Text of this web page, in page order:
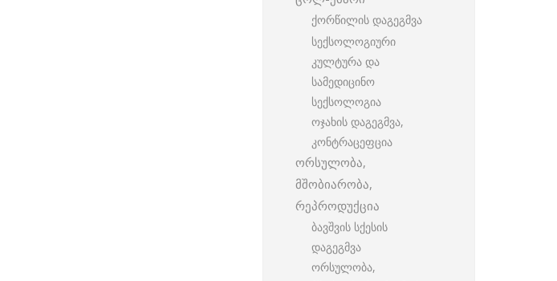
ქორწილის დაგეგმვა
სექსოლოგიური
კულტურა და
სამედიცინო
სექსოლოგია
ოჯახის დაგეგმვა,
კონტრაცეფცია
ორსულობა,
მშობიარობა,
რეპროდუქცია
ბავშვის სქესის
დაგეგმვა
ორსულობა,